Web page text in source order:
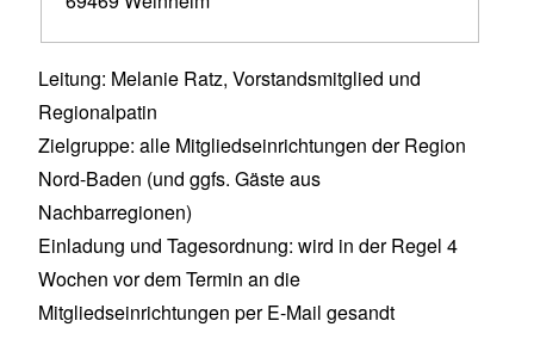
Leitung: Melanie Ratz, Vorstandsmitglied und
Regionalpatin
Zielgruppe: alle Mitgliedseinrichtungen der Region
Nord-Baden (und ggfs. Gäste aus
Nachbarregionen)
Einladung und Tagesordnung: wird in der Regel 4
Wochen vor dem Termin an die
Mitgliedseinrichtungen per E-Mail gesandt